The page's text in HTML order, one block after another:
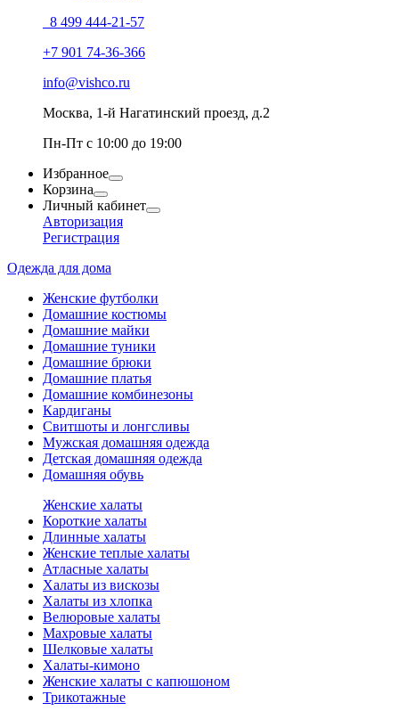
8 499 444-21-57
+7 901 74-36-366
info@vishco.ru
Москва, 1-й Нагатинский проезд, д.2
Пн-Пт с 10:00 до 19:00
Избранное
Корзина
Личный кабинет
Авторизация
Регистрация
Одежда для дома
Женские футболки
Домашние костюмы
Домашние майки
Домашние туники
Домашние брюки
Домашние платья
Домашние комбинезоны
Кардиганы
Свитшоты и лонгсливы
Мужская домашняя одежда
Детская домашняя одежда
Домашняя обувь
Женские халаты
Короткие халаты
Длинные халаты
Женские теплые халаты
Атласные халаты
Халаты из вискозы
Халаты из хлопка
Велюровые халаты
Махровые халаты
Шелковые халаты
Халаты-кимоно
Женские халаты с капюшоном
Трикотажные